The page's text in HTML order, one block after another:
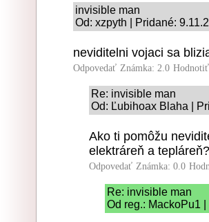
invisible man
Od: xzpyth | Pridané:
neviditelni vojaci sa
Odpovedať Známka: 2.0
Re: invisible man
Od: Ľubihoax Blaha |
Ako ti pomôžu
elektráreň a
Odpovedať Známka: 0.0
Re: invisible man
Od reg.: MackoPu1